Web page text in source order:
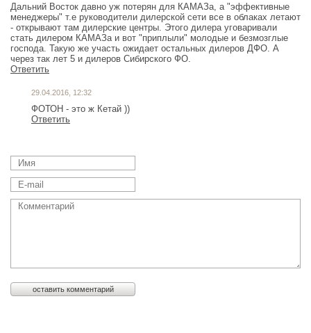
Дальний Восток давно уж потерян для КАМАЗа, а "эффективные
менеджеры" т.е руководители дилерской сети все в облаках летают
- открывают там дилерские центры. Этого дилера уговаривали
стать дилером КАМАЗа и вот "приплыли" молодые и безмозглые
господа. Такую же участь ожидает остальных дилеров ДФО. А
через так лет 5 и дилеров Сибирского ФО.
Ответить
29.04.2016, 12:32
ФОТОН - это ж Кетай ))
Ответить